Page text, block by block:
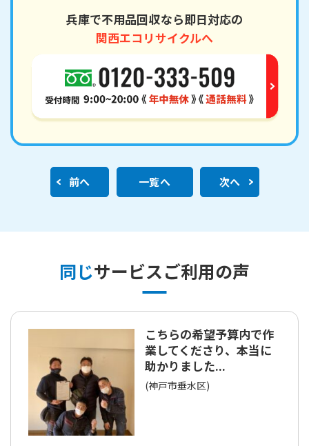
兵庫で不用品回収なら即日対応の
関西エコリサイクルへ
前へ 一覧へ 次へ
同じサービスご利用の声
こちらの希望予算内で作
業してくださり、本当に
助かりました...
(神戸市垂水区)